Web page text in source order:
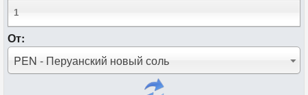
От:
PEN - Перуанский новый соль